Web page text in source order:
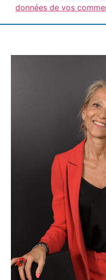
données de vos